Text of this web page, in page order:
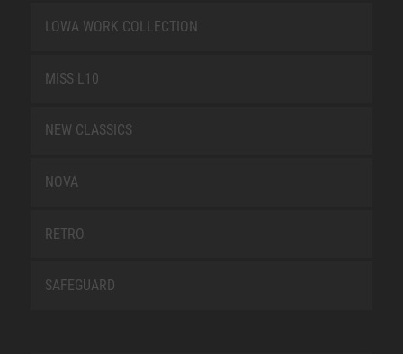
LOWA WORK COLLECTION
MISS L10
NEW CLASSICS
NOVA
RETRO
SAFEGUARD